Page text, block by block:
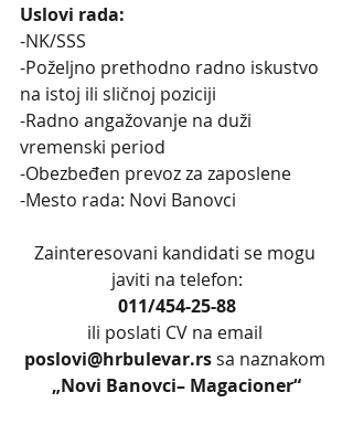
Uslovi rada:
-NK/SSS
-Poželjno prethodno radno iskustvo
na istoj ili sličnoj poziciji
-Radno angažovanje na duži
vremenski period
-Obezbeđen prevoz za zaposlene
-Mesto rada: Novi Banovci
Zainteresovani kandidati se mogu
javiti na telefon:
011/454-25-88
ili poslati CV na email
poslovi@hrbulevar.rs sa naznakom
„Novi Banovci– Magacioner“